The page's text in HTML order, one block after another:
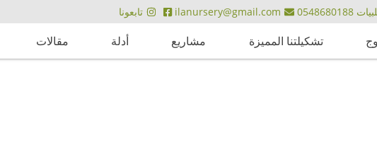
0548680188
ilanursery@gmail.com تابعونا
تشكيلتنا المميزة مشاريع أدلة مقالات